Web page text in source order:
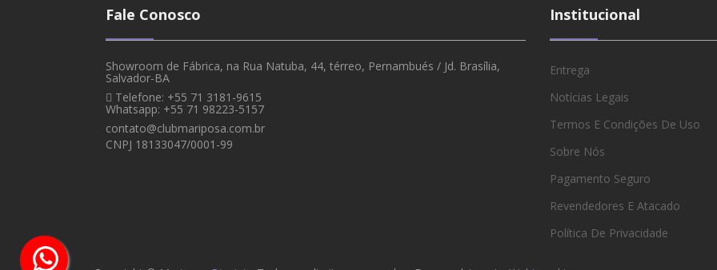
Fale Conosco
Showroom de Fábrica, na Rua Natuba, 44, térreo, Pernambués / Jd. Brasília,
Salvador-BA
Telefone: +55 71 3181-9615
Whatsapp: +55 71 98223-5157
contato@clubmariposa.com.br
CNPJ 18133047/0001-99
Institucional
Entrega
Notícias Legais
Termos E Condições De Uso
Sobre Nós
Pagamento Seguro
Revendedores E Atacado
Política De Privacidade